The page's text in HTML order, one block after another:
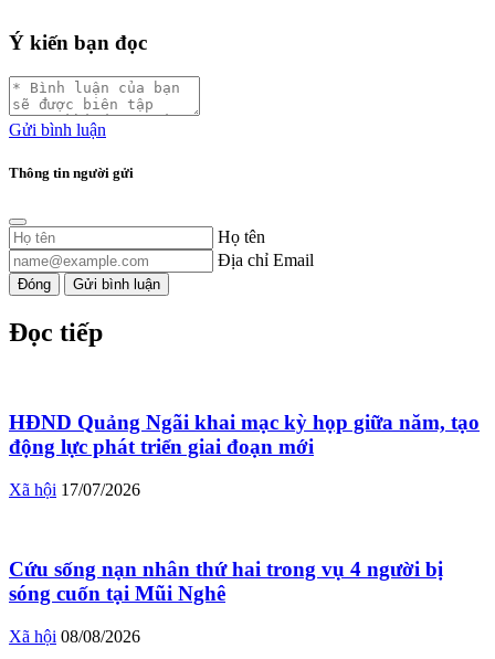
Ý kiến bạn đọc
Gửi bình luận
Thông tin người gửi
Họ tên
Địa chỉ Email
Đóng Gửi bình luận
Đọc tiếp
HĐND Quảng Ngãi khai mạc kỳ họp giữa năm, tạo
động lực phát triển giai đoạn mới
Xã hội 17/07/2026
Cứu sống nạn nhân thứ hai trong vụ 4 người bị
sóng cuốn tại Mũi Nghê
Xã hội 08/08/2026